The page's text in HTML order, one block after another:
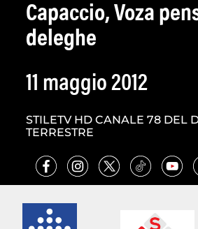
Capaccio, Voza
deleghe
11 maggio 2012
STILETV HD CANALE 78 DEL
TERRESTRE